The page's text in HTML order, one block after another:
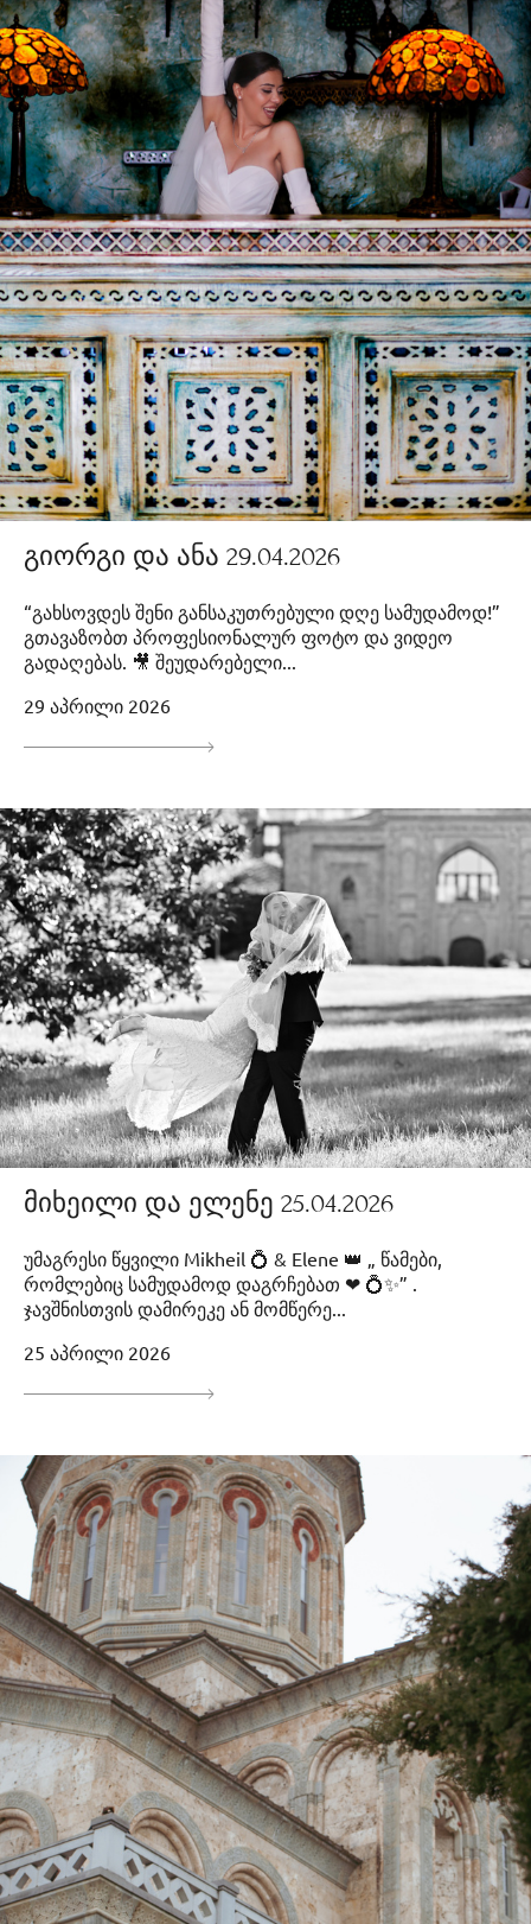
გიორგი და ანა 29.04.2026
“გახსოვდეს შენი განსაკუთრებული დღე სამუდამოდ!”
გთავაზობთ პროფესიონალურ ფოტო და ვიდეო
გადაღებას. 🎥 შეუდარებელი...
29 აპრილი 2026
მიხეილი და ელენე 25.04.2026
უმაგრესი წყვილი Mikheil 💍 & Elene 👑 „ წამები,
რომლებიც სამუდამოდ დაგრჩებათ ❤ 💍✨” .
ჯავშნისთვის დამირეკე ან მომწერე...
25 აპრილი 2026